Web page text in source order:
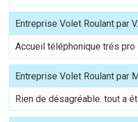
Entreprise Volet Roulant par
Accueil téléphonique trés pro
Entreprise Volet Roulant par
Rien de désagréable. tout a